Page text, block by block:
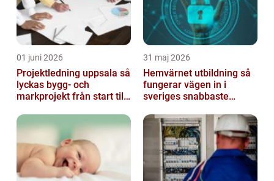
01 juni 2026
Projektledning uppsala så
lyckas bygg- och
markprojekt från start till
31 maj 2026
Hemvärnet utbildning så
fungerar vägen in i
sveriges snabbaste